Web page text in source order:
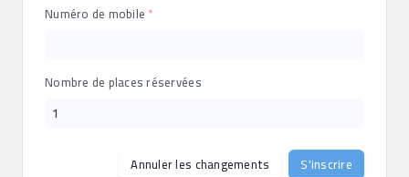
Numéro de mobile
Nombre de places réservées
Annuler les changements S'inscrire